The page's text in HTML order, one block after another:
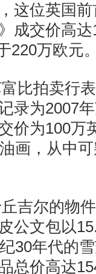
这位英国
成交价高
220万欧元
拍卖行表
录为2007
价为100万
画，从中
尔的物件
公文包以
30年代的
总价高达